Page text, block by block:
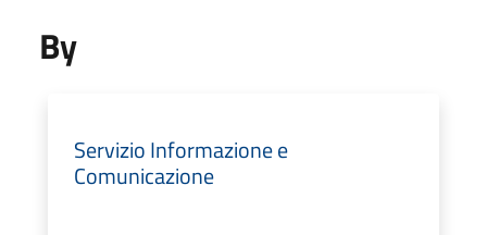
By
Servizio Informazione e
Comunicazione